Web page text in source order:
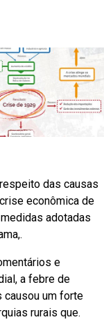
das causas
econômica de
adotadas
e
a febre de
causou um forte
rurais que.